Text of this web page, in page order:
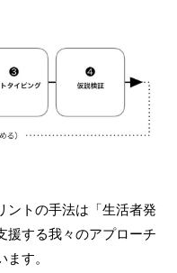
ントの手法は「生活者発
援する我々のアプローチ
す。